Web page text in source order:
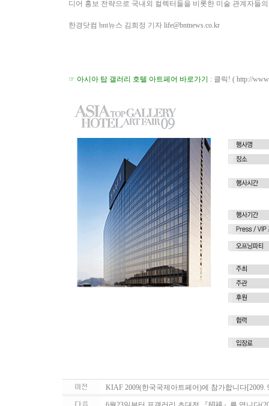
디어 홍보 전략으로 국내외 컬렉터들을 비롯한 미술 관계자들
한경닷컴 bnt뉴스 김희정 기자 life@bntnews.co.kr
☞ 아시아 탑 갤러리 호텔 아트페어 바로가기 : 클릭! ( http://
KIAF 2009(한국국제아트페어)에 참가합니다[2009.